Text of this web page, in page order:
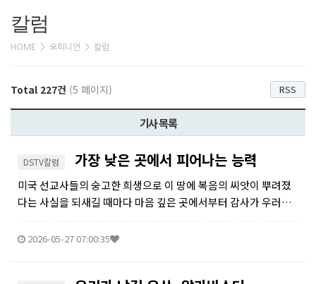
칼럼
HOME > 오피니언 > 칼럼
Total 227건 (5 페이지) RSS
기사 목록
DSTV칼럼 가장 낮은 곳에서 피어나는 능력
미국 선교사들의 숭고한 희생으로 이 땅에 복음의 씨앗이 뿌려졌
다는 사실을 되새길 때마다 마음 깊은 곳에서부터 감사가 우러나
런데 오늘날 우리는 ‘힘’과 ‘성취’라는 단어에 너무나 익숙해져 버
2026-05-27 07:00:35